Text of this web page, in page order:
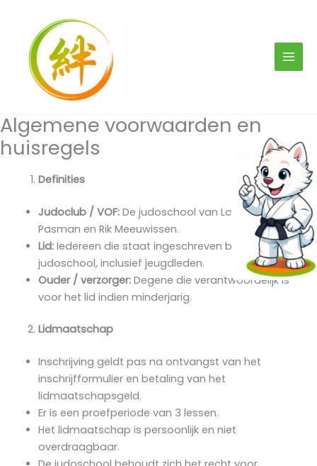
inhoud
Algemene voorwaarden en
huisregels
Definities
Judoclub / VOF:De judoschool van Larissa Denise
Pasman en Rik Meeuwissen.
Lid:Iedereen die staat ingeschreven bij de
judoschool, inclusief jeugdleden.
Ouder / verzorger:Degene die verantwoordelijk is
voor het lid indien minderjarig.
Lidmaatschap
Inschrijving geldt pas na ontvangst van het
inschrijfformulier en betaling van het
lidmaatschapsgeld.
Er is een proefperiode van 3 lessen.
Het lidmaatschap is persoonlijk en niet
overdraagbaar.